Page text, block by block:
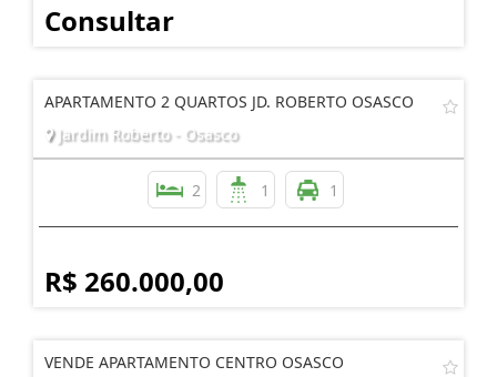
Consultar
APARTAMENTO 2 QUARTOS JD. ROBERTO OSASCO
Jardim Roberto - Osasco
2 1 1
R$ 260.000,00
VENDE APARTAMENTO CENTRO OSASCO